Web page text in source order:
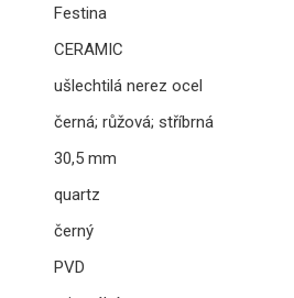
Festina
CERAMIC
ušlechtilá nerez ocel
černá; růžová; stříbrná
30,5 mm
quartz
černý
PVD